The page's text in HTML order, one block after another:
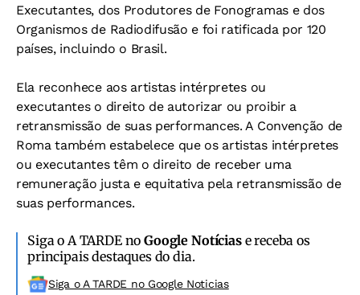
Executantes, dos Produtores de Fonogramas e dos
Organismos de Radiodifusão e foi ratificada por 120
países, incluindo o Brasil.
Ela reconhece aos artistas intérpretes ou
executantes o direito de autorizar ou proibir a
retransmissão de suas performances. A Convenção de
Roma também estabelece que os artistas intérpretes
ou executantes têm o direito de receber uma
remuneração justa e equitativa pela retransmissão de
suas performances.
Siga o A TARDE noGoogle Notíciase receba os
principais destaques do dia.
Siga o A TARDE no Google Noticias